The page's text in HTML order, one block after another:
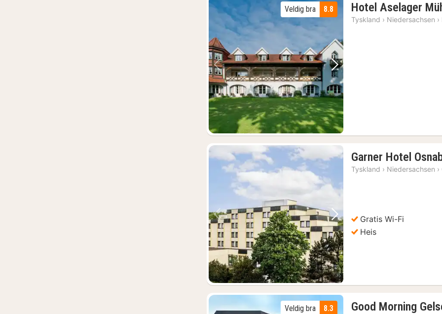
Forrige bilde Neste bilde
8.8
Veldig bra Hotel Aselager
Tyskland › Niedersachsen ›
Forrige bilde Neste bilde
Garner Hotel
Tyskland › Niedersachsen ›
Gratis Wi-Fi
Heis
8.3
Veldig bra Good Morning